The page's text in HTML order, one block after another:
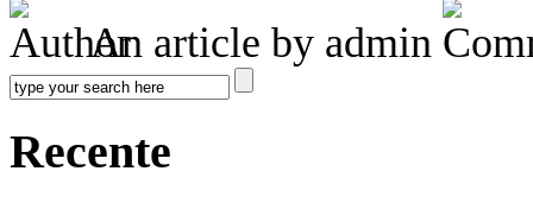
An article by admin
Recente